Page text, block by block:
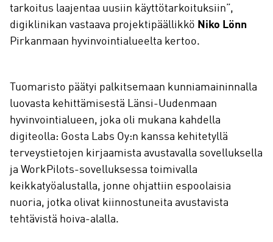
tarkoitus laajentaa uusiin käyttötarkoituksiin”,
digiklinikan vastaava projektipäällikkö Niko Lönn
Pirkanmaan hyvinvointialueelta kertoo.
Tuomaristo päätyi palkitsemaan kunniamaininnalla
luovasta kehittämisestä Länsi-Uudenmaan
hyvinvointialueen, joka oli mukana kahdella
digiteolla: Gosta Labs Oy:n kanssa kehitetyllä
terveystietojen kirjaamista avustavalla sovelluksella
ja WorkPilots-sovelluksessa toimivalla
keikkatyöalustalla, jonne ohjattiin espoolaisia
nuoria, jotka olivat kiinnostuneita avustavista
tehtävistä hoiva-alalla.